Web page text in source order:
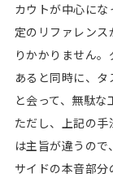
カウトが中心に
定のリファレン
りかかりません
あると同時に、
と会って、無駄な
ただし、上記の
は主旨が違うの
サイドの本音部